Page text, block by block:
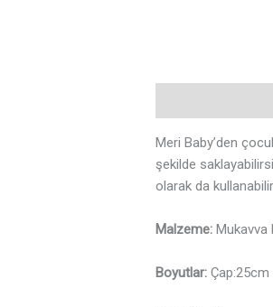
Meri Baby’den
şekilde
olarak da
Malzeme: Mukavva
Boyutlar: